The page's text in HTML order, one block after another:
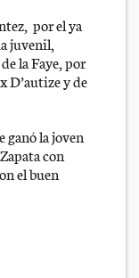
por el ya
juvenil,
la Faye, por
D’autize y de
ganó la joven
con
el buen